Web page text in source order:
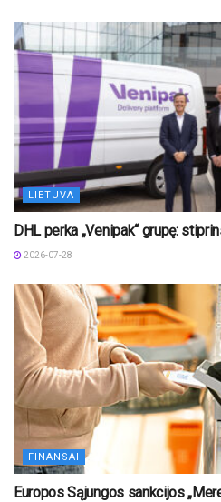
LIETUVA
DHL perka „Venipak“ grupę:
2026-07-28
FINANSAI
Europos Sąjungos sankcijos